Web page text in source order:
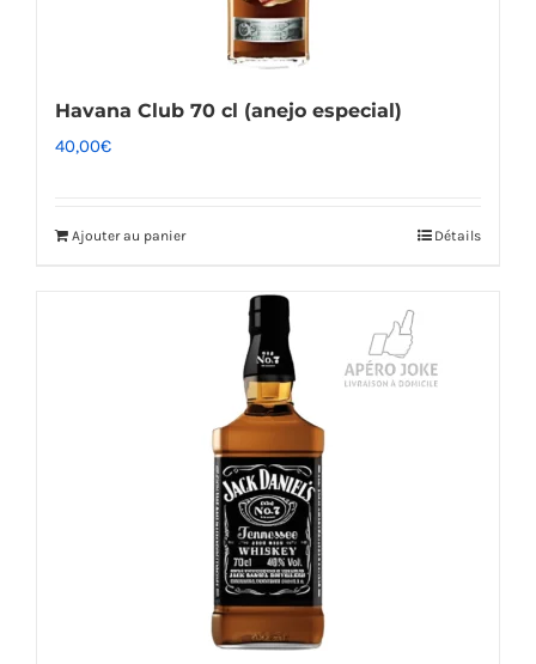
Havana Club 70 cl (anejo especial)
40,00€
Ajouter au panier Détails